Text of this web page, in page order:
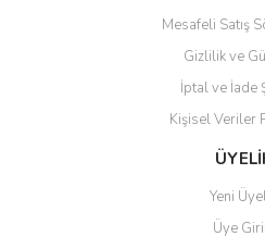
Mesafeli Satış
Gizlilik ve
İptal ve İade
Kişisel Veriler
Yeni
Üye